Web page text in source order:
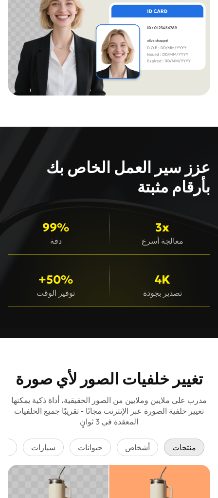
عزز سير العمل الخاص بك
بأرقام مثبتة
3x
معالجة أسرع
99%
دقة
4K
تصدير بجودة
50%+
توفير الوقت
تغيير خلفيات الصور لأي صورة
مدرب على ملايين وملايين من الصور الحقيقية، أداة ذكية يمكنها
تغيير خلفية الصورة عبر الإنترنت مجانًا - تقريبًا جميع الخلفيات
المعقدة في 3 ثوانٍ
منتجات أشخاص حيوانات سيارات